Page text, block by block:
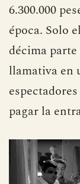
6.300.000
época. Solo
décima
llamativa en
pagar la